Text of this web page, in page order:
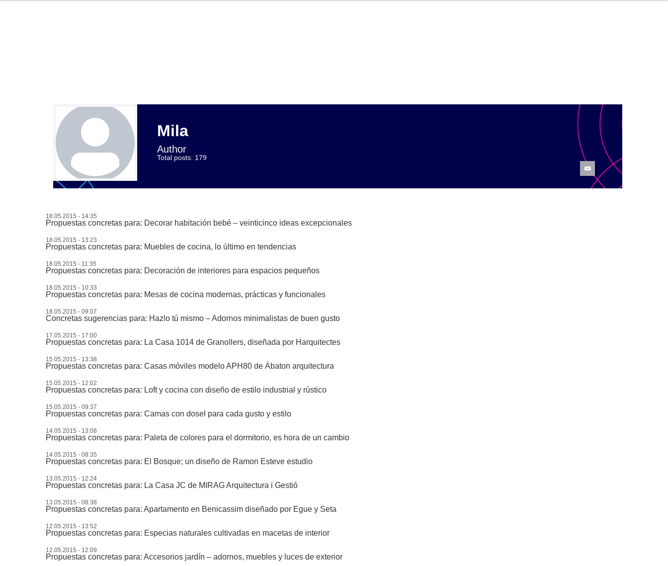
Mila
Author
Total posts: 179
18.05.2015 - 14:35
Propuestas concretas para: Decorar habitación bebé – veinticinco ideas excepcionales
18.05.2015 - 13:23
Propuestas concretas para: Muebles de cocina, lo último en tendencias
18.05.2015 - 11:35
Propuestas concretas para: Decoración de interiores para espacios pequeños
18.05.2015 - 10:33
Propuestas concretas para: Mesas de cocina modernas, prácticas y funcionales
18.05.2015 - 09:07
Concretas sugerencias para: Hazlo tú mismo – Adornos minimalistas de buen gusto
17.05.2015 - 17:00
Propuestas concretas para: La Casa 1014 de Granollers, diseñada por Harquitectes
15.05.2015 - 13:38
Propuestas concretas para: Casas móviles modelo APH80 de Ábaton arquitectura
15.05.2015 - 12:02
Propuestas concretas para: Loft y cocina con diseño de estilo industrial y rústico
15.05.2015 - 09:37
Propuestas concretas para: Camas con dosel para cada gusto y estilo
14.05.2015 - 13:08
Propuestas concretas para: Paleta de colores para el dormitorio, es hora de un cambio
14.05.2015 - 08:35
Propuestas concretas para: El Bosque; un diseño de Ramon Esteve estudio
13.05.2015 - 12:24
Propuestas concretas para: La Casa JC de MIRAG Arquitectura i Gestió
13.05.2015 - 08:38
Propuestas concretas para: Apartamento en Benicassim diseñado por Egue y Seta
12.05.2015 - 13:52
Propuestas concretas para: Especias naturales cultivadas en macetas de interior
12.05.2015 - 12:09
Propuestas concretas para: Accesorios jardín – adornos, muebles y luces de exterior